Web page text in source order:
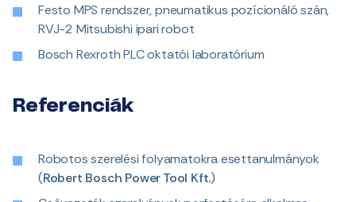
Festo MPS rendszer, pneumatikus pozícionáló szán,
RVJ-2 Mitsubishi ipari robot
Bosch Rexroth PLC oktatói laboratórium
Referenciák
Robotos szerelési folyamatokra esettanulmányok
(Robert Bosch Power Tool Kft.)